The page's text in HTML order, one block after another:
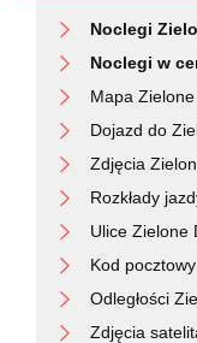
Noclegi
Noclegi w
Mapa
Dojazd do
Zdjęcia
Rozkłady
Ulice Zielone
Kod
Odległości
Zdjęcia